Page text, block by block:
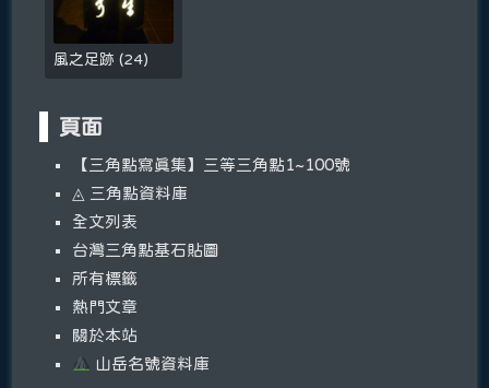
風之足跡(24)
頁面
【三角點寫真集】三等三角點1~100號
◬ 三角點資料庫
全文列表
台灣三角點基石貼圖
所有標籤
熱門文章
關於本站
山岳名號資料庫